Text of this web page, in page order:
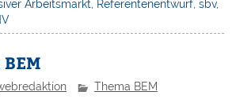
Arbeitsmarkt Referentenentwurf ,sbv,
Thema BEM